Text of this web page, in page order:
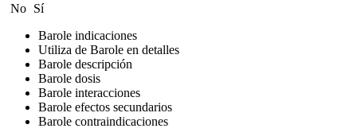
No Sí
Barole indicaciones
Utiliza de Barole en detalles
Barole descripción
Barole dosis
Barole interacciones
Barole efectos secundarios
Barole contraindicaciones